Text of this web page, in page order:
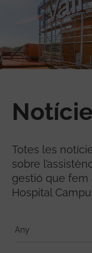
Totes les
sobre
gestió que fem
Hospital